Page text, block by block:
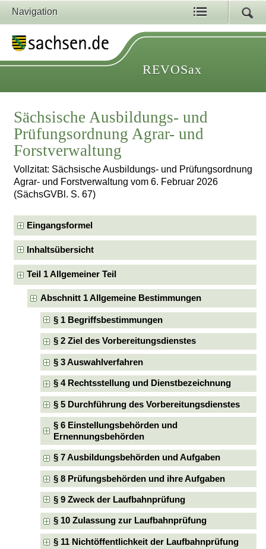
Navigation
REVOSax
Sächsische Ausbildungs- und
Prüfungsordnung Agrar- und
Forstverwaltung
Vollzitat: Sächsische Ausbildungs- und Prüfungsordnung
Agrar- und Forstverwaltung vom 6. Februar 2026
(SächsGVBl. S. 67)
Eingangsformel
Inhaltsübersicht
Teil 1 Allgemeiner Teil
Abschnitt 1 Allgemeine Bestimmungen
§ 1 Begriffsbestimmungen
§ 2 Ziel des Vorbereitungsdienstes
§ 3 Auswahlverfahren
§ 4 Rechtsstellung und Dienstbezeichnung
§ 5 Durchführung des Vorbereitungsdienstes
§ 6 Einstellungsbehörden und
Ernennungsbehörden
§ 7 Ausbildungsbehörden und Aufgaben
§ 8 Prüfungsbehörden und ihre Aufgaben
§ 9 Zweck der Laufbahnprüfung
§ 10 Zulassung zur Laufbahnprüfung
§ 11 Nichtöffentlichkeit der Laufbahnprüfung